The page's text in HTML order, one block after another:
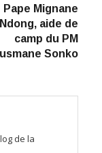
Pape Mignane
Ndong, aide de
camp du PM
Sonko
de la